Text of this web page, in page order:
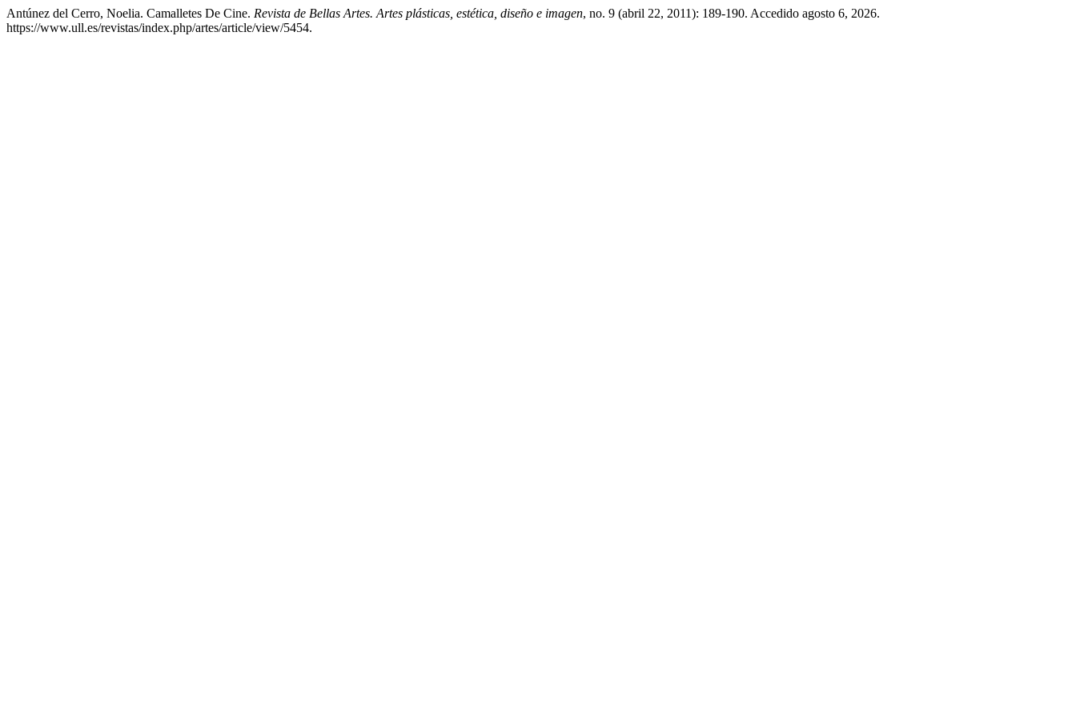
Antúnez del Cerro, Noelia. Camalletes De Cine. Revista de Bellas Artes. Artes plásticas, estética, diseño e imagen, no. 9 (abril 22, 2011): 189-190. Accedido agosto 6, 2026.
https://www.ull.es/revistas/index.php/artes/article/view/5454.